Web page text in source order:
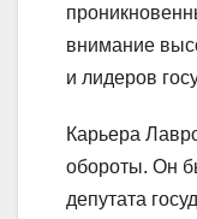
внимание
и лидеров
Карьера
обороты. Он
депутата